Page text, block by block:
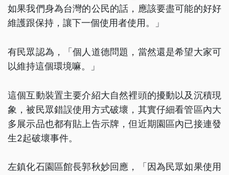
如果我們身為台灣的公民的話，應該要盡可能的好好
維護跟保持，讓下一個使用者使用。」
有民眾認為，「個人道德問題，當然還是希望大家可
以維持這個環境嘛。」
這個互動裝置主要介紹大自然裡頭的擾動以及沉積現
象，被民眾錯誤使用方式破壞，其實仔細看管區內大
多展示品也都有貼上告示牌，但近期園區內已接連發
生2起破壞事件。
左鎮化石園區館長郭秋妙回應，「因為民眾如果使用